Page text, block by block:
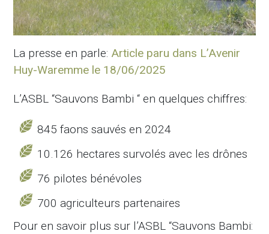
La presse en parle: Article paru dans L’Avenir
Huy-Waremme le 18/06/2025
L’ASBL “Sauvons Bambi “ en quelques chiffres:
845 faons sauvés en 2024
10.126 hectares survolés avec les drônes
76 pilotes bénévoles
700 agriculteurs partenaires
Pour en savoir plus sur l’ASBL “Sauvons Bambi: